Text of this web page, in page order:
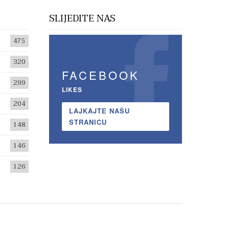
475
320
299
204
148
146
126
SLIJEDITE NAS
FACEBOOK
LIKES
LAJKAJTE NAŠU
STRANICU